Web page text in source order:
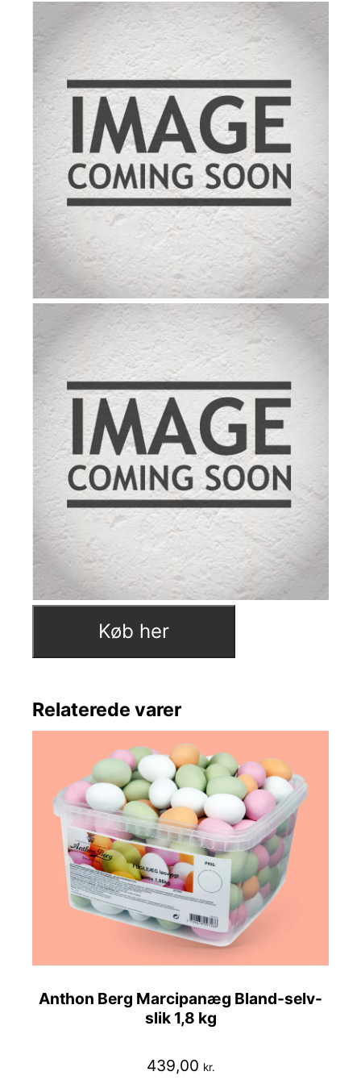
Køb her
Relaterede varer
Anthon Berg Marcipanæg Bland-selv-
slik 1,8 kg
439,00 kr.